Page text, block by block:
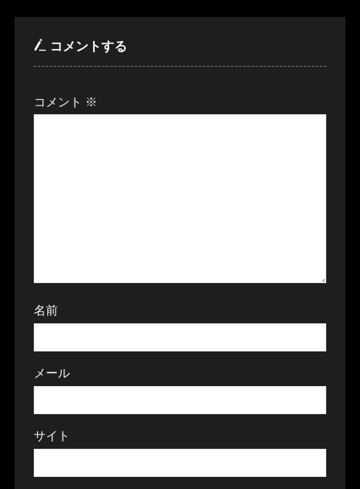
コメントする
コメント ※
名前
メール
サイト